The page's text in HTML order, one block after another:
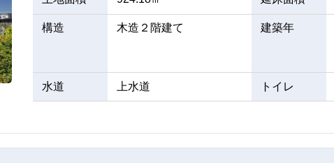
構造 木造２階建て 建築年
水道 上水道 トイレ